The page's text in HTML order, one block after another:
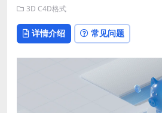
3D C4D格式
详情介绍 常见问题